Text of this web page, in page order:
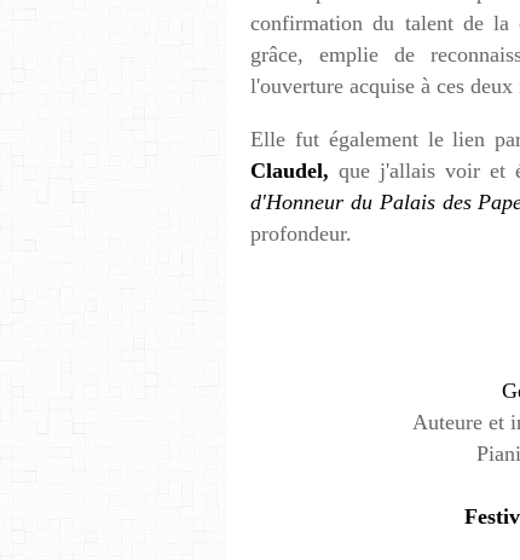
confirmation du talent de la
grâce, emplie de
l'ouverture acquise à ces
Elle fut également le lien
Claudel, que j'allais voir et
d'Honneur du Palais des
profondeur.
Auteure et